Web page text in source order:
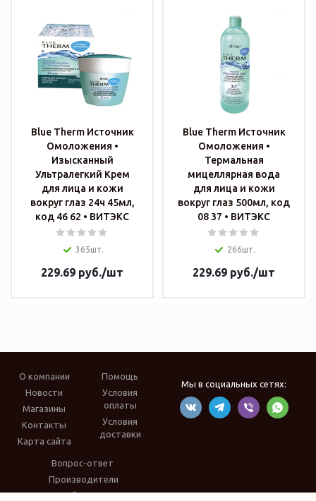
Blue Therm Источник
Омоложения •
Изысканный
Ультралегкий Крем
для лица и кожи
вокруг глаз 24ч 45мл,
код 46 62 • ВИТЭКС
365шт.
229.69 руб./шт
Blue Therm Источник
Омоложения •
Термальная
мицеллярная вода
для лица и кожи
вокруг глаз 500мл, код
08 37 • ВИТЭКС
266шт.
229.69 руб./шт
О компании
Новости
Магазины
Контакты
Карта сайта
Помощь
Условия
оплаты
Условия
доставки
Вопрос-ответ
Производители
Обзоры
Мы в социальных сетях: